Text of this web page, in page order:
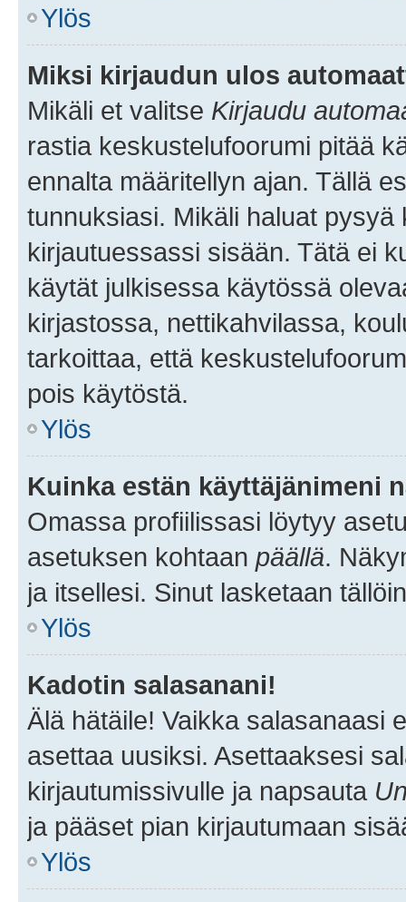
Ylös
Miksi kirjaudun ulos
Mikäli et valitse Kirjaudu
rastia keskustelufoorumi pitää
ennalta määritellyn ajan. Tällä
tunnuksiasi. Mikäli haluat
kirjautuessassi sisään. Tätä ei
käytät julkisessa käytössä
kirjastossa, nettikahvilassa,
tarkoittaa, että
pois käytöstä.
Ylös
Kuinka estän käyttäjänimeni
Omassa profiilissasi löytyy
asetuksen kohtaan päällä.
ja itsellesi. Sinut lasketaan
Ylös
Kadotin salasanani!
Älä hätäile! Vaikka salasanaasi
asettaa uusiksi. Asettaaksesi
kirjautumissivulle ja napsauta
ja pääset pian kirjautumaan
Ylös